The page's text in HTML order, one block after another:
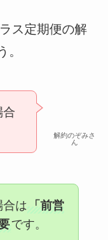
ス定期便の解
。
解約のぞみさ
ん
合
合は
「前営
です。